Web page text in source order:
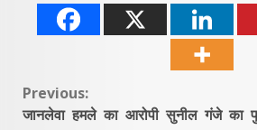
Continue
Previous:
जानलेवा हमले का आरोपी सुनील गंजे का